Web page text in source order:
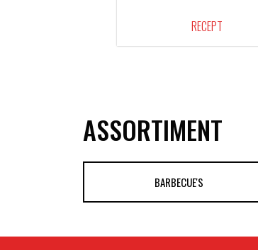
RECEPT
ASSORTIMENT
BARBECUE'S